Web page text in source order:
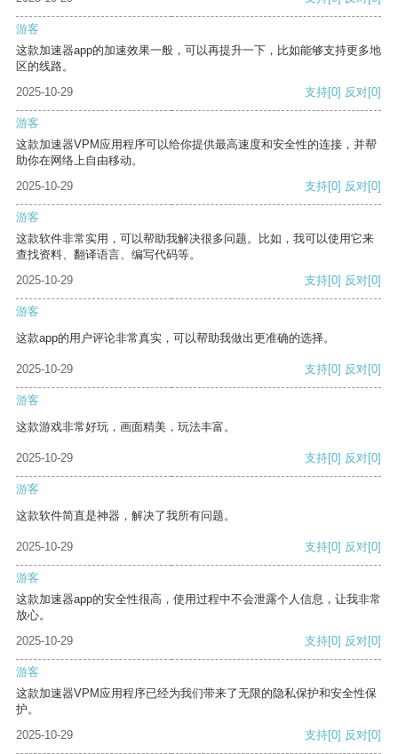
游客
这款加速器app的加速效果一般，可以再提升一下，比如能够支持更多地
区的线路。
2025-10-29
支持[0] 反对[0]
游客
这款加速器VPM应用程序可以给你提供最高速度和安全性的连接，并帮
助你在网络上自由移动。
2025-10-29
支持[0] 反对[0]
游客
这款软件非常实用，可以帮助我解决很多问题。比如，我可以使用它来
查找资料、翻译语言、编写代码等。
2025-10-29
支持[0] 反对[0]
游客
这款app的用户评论非常真实，可以帮助我做出更准确的选择。
2025-10-29 支持[0] 反对[0]
游客
这款游戏非常好玩，画面精美，玩法丰富。
2025-10-29 支持[0] 反对[0]
游客
这款软件简直是神器，解决了我所有问题。
2025-10-29 支持[0] 反对[0]
游客
这款加速器app的安全性很高，使用过程中不会泄露个人信息，让我非常
放心。
2025-10-29
支持[0] 反对[0]
游客
这款加速器VPM应用程序已经为我们带来了无限的隐私保护和安全性保
护。
2025-10-29
支持[0] 反对[0]